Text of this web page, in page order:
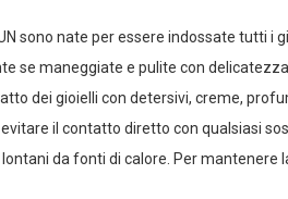
sono nate per essere indossate tutti i
se maneggiate e pulite con
dei gioielli con detersivi, creme,
il contatto diretto con qualsiasi
da fonti di calore. Per